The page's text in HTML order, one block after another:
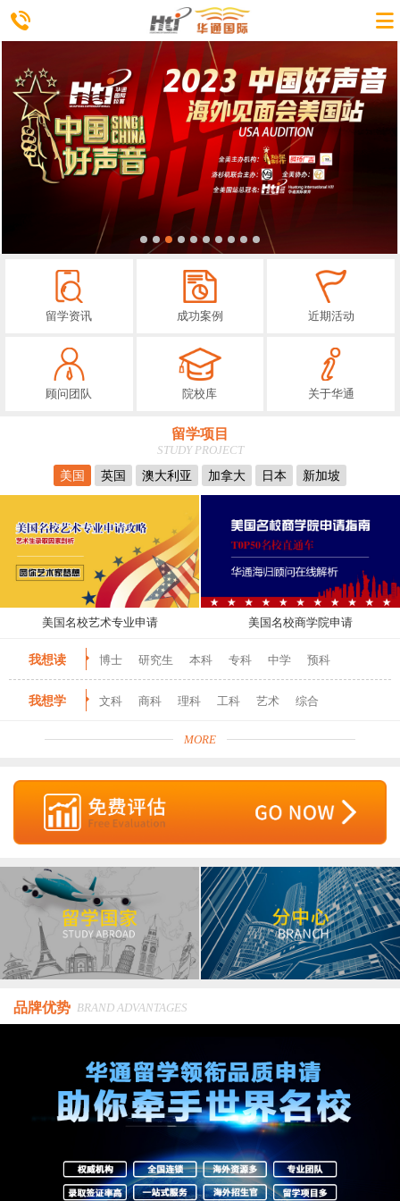
留学资讯 成功案例 近期活动
顾问团队 院校库 关于华通
留学项目
STUDY PROJECT
美国
英国 澳大利亚 加拿大 日本 新加坡
美国名校艺术专业申请 美国名校商学院申请
我想读 博士 研究生 本科 专科 中学 预科
我想学 文科 商科 理科 工科 艺术 综合
MORE
品牌优势 BRAND ADVANTAGES